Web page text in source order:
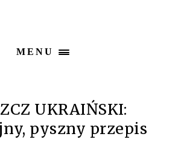
MENU
UKRAIŃSKI:
pyszny przepis